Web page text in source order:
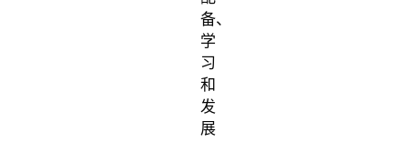
备、
学
习
和
发
展